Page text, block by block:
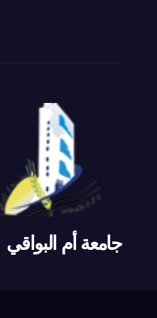
جامعة أم البواقي